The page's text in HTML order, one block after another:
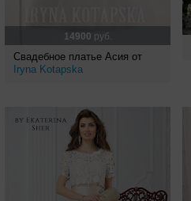
14900 руб.
Свадебное платье Асия от
Iryna Kotapska